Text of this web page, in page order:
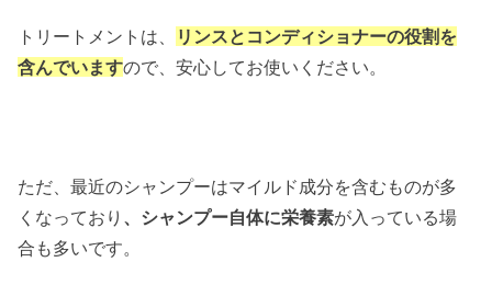
トリートメントは、
リンスとコンディショナーの役割を
含んでいますので、安心してお使いください。
ただ、最近のシャンプーはマイルド成分を含むものが多
くなっており 、シャンプー自体に栄養素が入っている場
合も多いです。